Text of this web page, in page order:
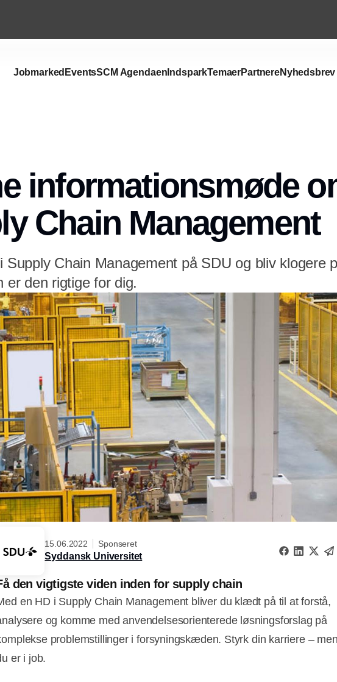
Jobmarked EventsSCM Agendaen IndsparkTemaerPartnereNyhedsbrev
informationsmøde
Chain Management
Supply Chain Management på SDU og bliv klogere
er den rigtige for dig.
15.06.2022 Sponseret
Syddansk Universitet
den vigtigste viden inden for supply chain
en HD i Supply Chain Management bliver du klædt på til at forstå,
og komme med anvendelsesorienterede løsningsforslag på
problemstillinger i forsyningskæden. Styrk din karriere –
er i job.